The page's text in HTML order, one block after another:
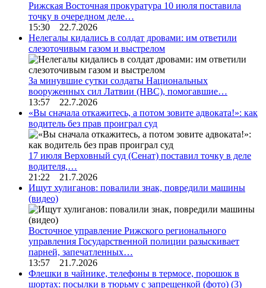
Рижская Восточная прокуратура 10 июля поставила
точку в очередном деле…
15:30 22.7.2026
Нелегалы кидались в солдат дровами: им ответили
слезоточивым газом и выстрелом
За минувшие сутки солдаты Национальных
вооруженных сил Латвии (НВС), помогавшие…
13:57 22.7.2026
«Вы сначала откажитесь, а потом зовите адвоката!»: как
водитель без прав проиграл суд
17 июля Верховный суд (Сенат) поставил точку в деле
водителя,…
21:22 21.7.2026
Ищут хулиганов: повалили знак, повредили машины
(видео)
Восточное управление Рижского регионального
управления Государственной полиции разыскивает
парней, запечатленных…
13:57 21.7.2026
Флешки в чайнике, телефоны в термосе, порошок в
шортах: посылки в тюрьму с запрещенкой (фото) (3)